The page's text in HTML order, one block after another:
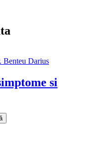
Benteu Darius
si